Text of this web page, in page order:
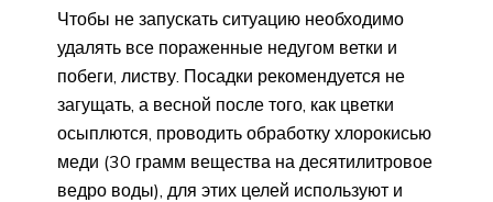
Чтобы не запускать ситуацию необходимо
удалять все пораженные недугом ветки и
побеги, листву. Посадки рекомендуется не
загущать, а весной после того, как цветки
осыплются, проводить обработку хлорокисью
меди (30 грамм вещества на десятилитровое
ведро воды), для этих целей используют и